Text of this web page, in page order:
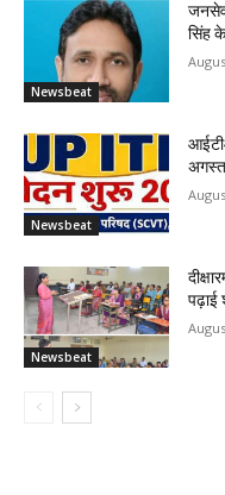
Newsbeat
सिंह
Newsbeat
Newsbeat